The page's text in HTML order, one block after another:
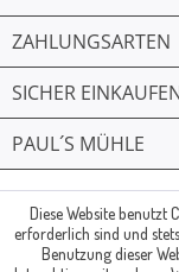
ZAHLUNGSARTEN
SICHER
PAUL´S MÜHLE
© Paul's Mühle |
Fax: 02361
Diese Website benutzt
erforderlich sind und
Benutzung dieser